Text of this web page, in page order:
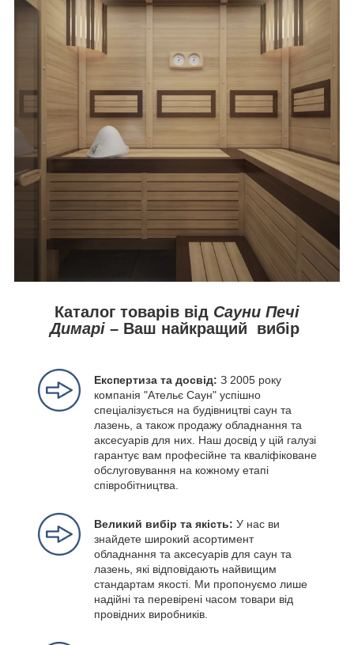
Каталог товарів від Сауни Печі
Димарі – Ваш найкращий вибір
Експертиза та досвід: З 2005 року
компанія "Ательє Саун" успішно
спеціалізується на будівництві саун та
лазень, а також продажу обладнання та
аксесуарів для них. Наш досвід у цій галузі
гарантує вам професійне та кваліфіковане
обслуговування на кожному етапі
співробітництва.
Великий вибір та якість: У нас ви
знайдете широкий асортимент
обладнання та аксесуарів для саун та
лазень, які відповідають найвищим
стандартам якості. Ми пропонуємо лише
надійні та перевірені часом товари від
провідних виробників.